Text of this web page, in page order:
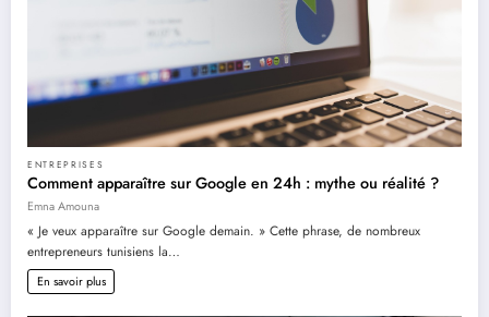
ENTREPRISES
Comment apparaître sur Google en 24h : mythe ou réalité ?
Emna Amouna
« Je veux apparaître sur Google demain. » Cette phrase, de nombreux
entrepreneurs tunisiens la…
En savoir plus